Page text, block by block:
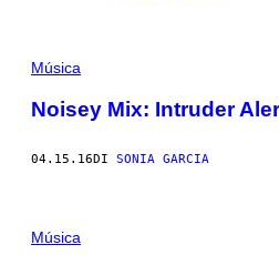
Música
Noisey Mix: Intruder
04.15.16DI SONIA GARCIA
Música